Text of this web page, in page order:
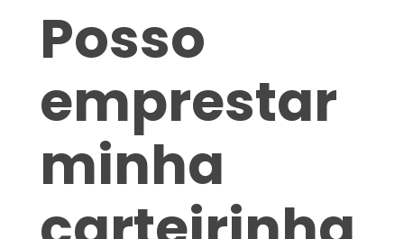
Posso
emprestar
minha